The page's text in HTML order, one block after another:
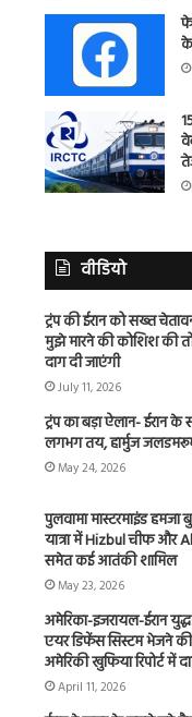
वीडियो
ट्रंप की ईरान को सख्त
मुझे मारने की कोशिश की
दाग दी जाएंगी
July 11, 2026
ट्रंप का बड़ा ऐलान- ईरान
लगभग तय, हार्मुज
May 24, 2026
पुलवामा मास्टरमाइंड हमजा
यात्रा में Hizbul चीफ और
समेत कई आतंकी शामिल
May 23, 2026
अमेरिका-इजरायल-ईरान
एयर डिफेंस सिस्टम भेजने की
अमेरिकी खुफिया रिपोर्ट में
April 11, 2026